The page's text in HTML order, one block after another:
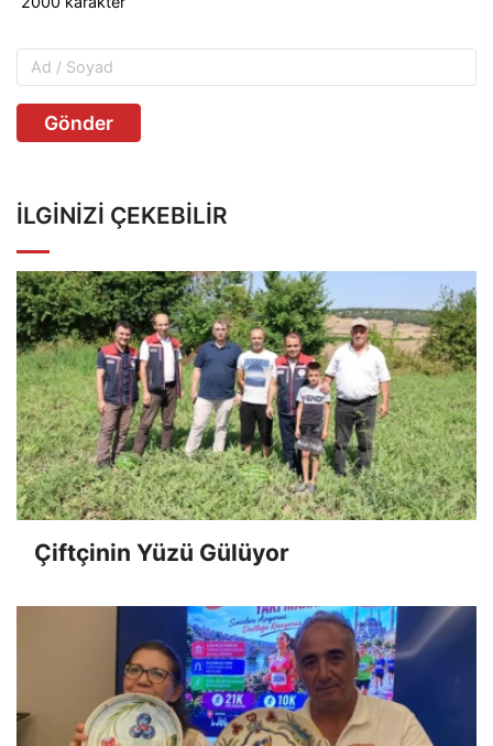
Gönder
İLGINIZI ÇEKEBILIR
Çiftçinin Yüzü Gülüyor